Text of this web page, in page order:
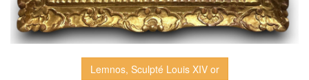
Lemnos, Sculpté Louis XIV or